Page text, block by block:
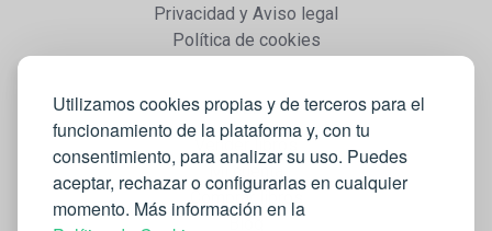
Utilizamos cookies propias y de terceros para el
funcionamiento de la plataforma y, con tu
consentimiento, para analizar su uso. Puedes
aceptar, rechazar o configurarlas en cualquier
momento. Más información en la
Privacidad y Aviso legal
Política de cookies
WEB
Vender libros
Mi cuenta
Comprar libros